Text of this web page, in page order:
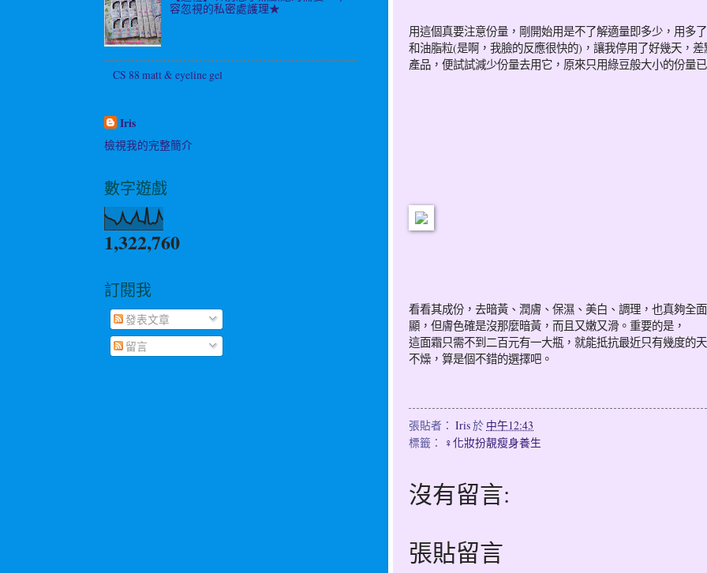
用這個真要注意份量，剛開始用是不了解適量即多少，用多
和油脂粒(是啊，我臉的反應很快的)，讓我停用了好幾天，
產品，便試試減少份量去用它，原來只用綠豆般大小的份量
看看其成份，去暗黃、潤膚、保濕、美白、調理，也真夠全
顯，但膚色確是沒那麼暗黃，而且又嫩又滑。重要的是，
這面霜只需不到二百元有一大瓶，就能抵抗最近只有幾度的
不燥，算是個不錯的選擇吧。
張貼者： Iris於 中午12:43
標籤：
♀化妝扮靚瘦身養生
沒有留言:
張貼留言
容忽視的私密處護理★
CS 88 matt & eyeline gel
Iris
檢視我的完整簡介
數字遊戲
1,322,760
訂閱我
發表文章
留言